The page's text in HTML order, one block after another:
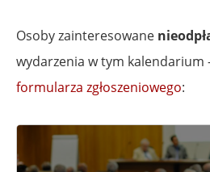
Osoby zainteresowane
wydarzenia w tym kalendarium
formularza zgłoszeniowego: